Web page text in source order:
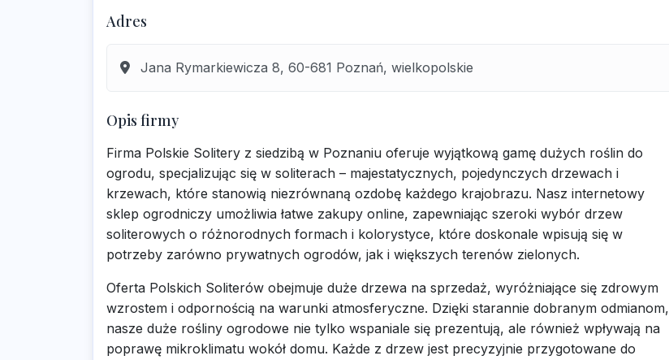
Adres
Jana Rymarkiewicza 8, 60-681 Poznań, wielkopolskie
Opis firmy
Firma Polskie Solitery z siedzibą w Poznaniu oferuje wyjątkową gamę dużych roślin do
ogrodu, specjalizując się w soliterach – majestatycznych, pojedynczych drzewach i
krzewach, które stanowią niezrównaną ozdobę każdego krajobrazu. Nasz internetowy
sklep ogrodniczy umożliwia łatwe zakupy online, zapewniając szeroki wybór drzew
soliterowych o różnorodnych formach i kolorystyce, które doskonale wpisują się w
potrzeby zarówno prywatnych ogrodów, jak i większych terenów zielonych.
Oferta Polskich Soliterów obejmuje duże drzewa na sprzedaż, wyróżniające się zdrowym
wzrostem i odpornością na warunki atmosferyczne. Dzięki starannie dobranym odmianom,
nasze duże rośliny ogrodowe nie tylko wspaniale się prezentują, ale również wpływają na
poprawę mikroklimatu wokół domu. Każde z drzew jest precyzyjnie przygotowane do